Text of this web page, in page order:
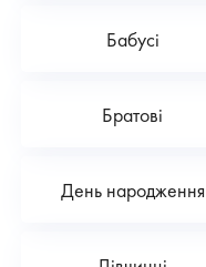
Бабусі
Братові
День народження